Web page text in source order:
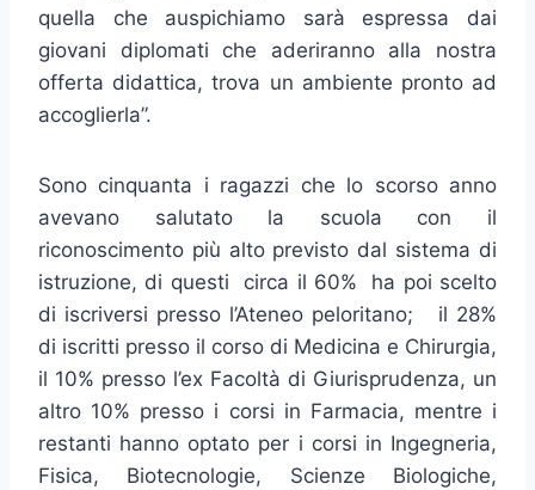
quella che auspichiamo sarà espressa dai
giovani diplomati che aderiranno alla nostra
offerta didattica, trova un ambiente pronto ad
accoglierla”.
Sono cinquanta i ragazzi che lo scorso anno
avevano salutato la scuola con il
riconoscimento più alto previsto dal sistema di
istruzione, di questi circa il 60% ha poi scelto
di iscriversi presso l’Ateneo peloritano; il 28%
di iscritti presso il corso di Medicina e Chirurgia,
il 10% presso l’ex Facoltà di Giurisprudenza, un
altro 10% presso i corsi in Farmacia, mentre i
restanti hanno optato per i corsi in Ingegneria,
Fisica, Biotecnologie, Scienze Biologiche,